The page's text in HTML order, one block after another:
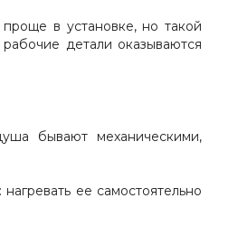
в установке, но такой
детали оказываются
бывают механическими,
ее самостоятельно